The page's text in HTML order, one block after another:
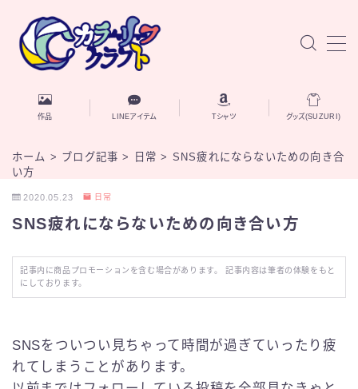
MENU
お知らせ
作品
AIと自己探究
自己紹介
English
作品 LINEアイテム Tシャツ グッズ(SUZURI)
ホーム > ブログ記事 > 日常 > SNS疲れにならないための向き合
い方
2020.05.23 日常
SNS疲れにならないための向き合い方
記事内に商品プロモーションを含む場合があります。 記事内容は筆者の体験をもと
にしております。
SNSをついつい見ちゃって時間が過ぎていったり疲
れてしまうことがあります。